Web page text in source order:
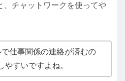
、チャットワークを使ってや
仕事関係の連絡が済むの
やすいですよね。